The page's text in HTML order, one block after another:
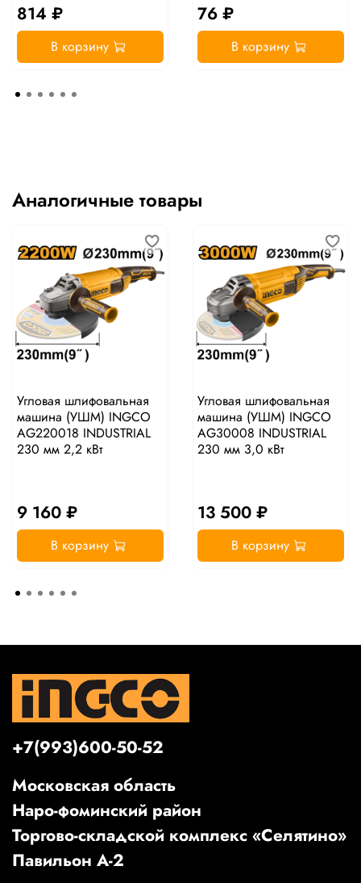
814 ₽
В корзину
76 ₽
В корзину
Аналогичные товары
Угловая шлифовальная
машина (УШМ) INGCO
AG220018 INDUSTRIAL
230 мм 2,2 кВт
9 160 ₽
В корзину
Угловая шлифовальная
машина (УШМ) INGCO
AG30008 INDUSTRIAL
230 мм 3,0 кВт
13 500 ₽
В корзину
+7(993)600-50-52
Московская область
Наро-фоминский район
Торгово-складской комплекс «Селятино»
Павильон А-2